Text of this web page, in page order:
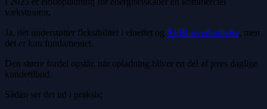
vækstmotor.
Ja, det understøtter fleksibilitet i elnettet og AFIR-overholdelse, men
det er kun fundamentet.
Den større fordel opstår, når opladning bliver en del af jeres daglige
kundetilbud.
Sådan ser det ud i praksis: